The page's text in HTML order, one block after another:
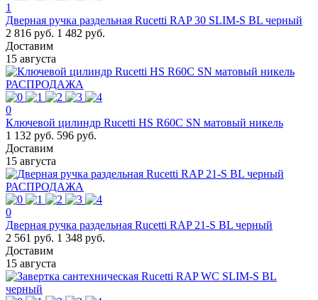
1
Дверная ручка раздельная Rucetti RAP 30 SLIM-S BL черный
2 816 руб. 1 482 руб.
Доставим
15 августа
РАСПРОДАЖА
0
Ключевой цилиндр Rucetti HS R60C SN матовый никель
1 132 руб. 596 руб.
Доставим
15 августа
РАСПРОДАЖА
0
Дверная ручка раздельная Rucetti RAP 21-S BL черный
2 561 руб. 1 348 руб.
Доставим
15 августа